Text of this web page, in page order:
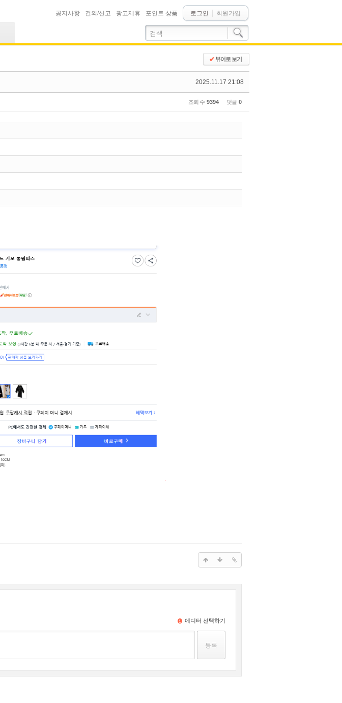
로그인 회원가입
공지사항 건의/신고 광고제휴 포인트 상품
✔뷰어로 보기
2025.11.17 21:08
조회 수 9394 댓글 0
에디터 선택하기